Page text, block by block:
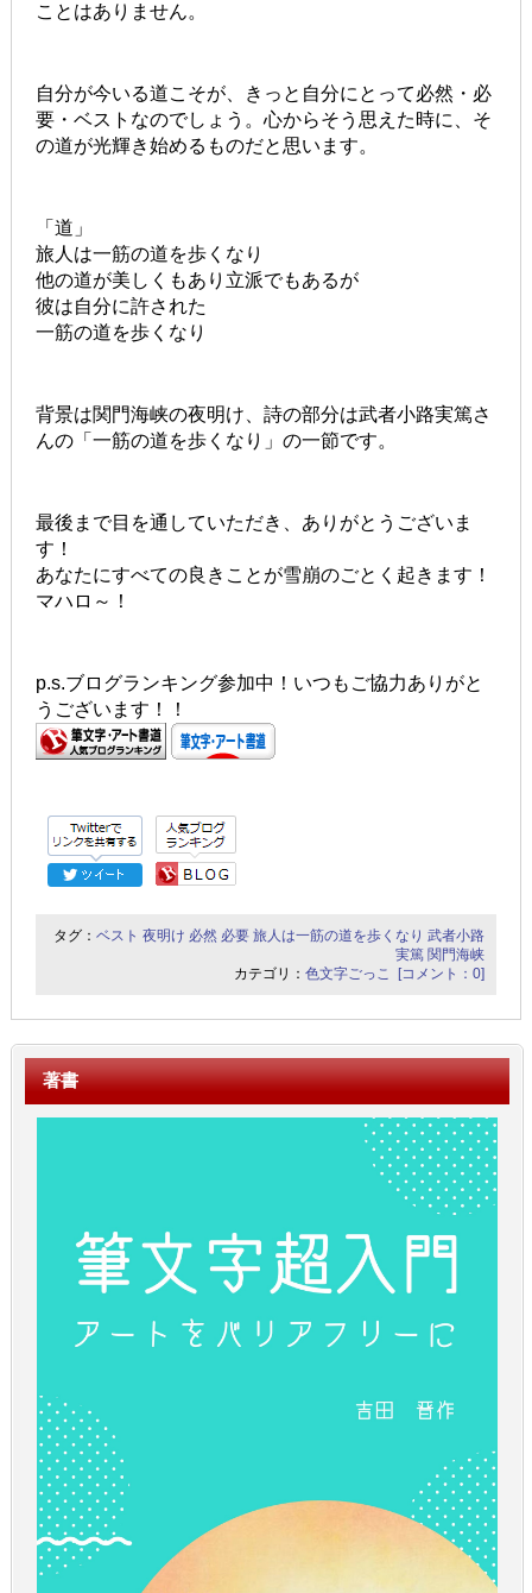
ことはありません。
自分が今いる道こそが、きっと自分にとって必然・必
要・ベストなのでしょう。心からそう思えた時に、そ
の道が光輝き始めるものだと思います。
「道」
旅人は一筋の道を歩くなり
他の道が美しくもあり立派でもあるが
彼は自分に許された
一筋の道を歩くなり
背景は関門海峡の夜明け、詩の部分は武者小路実篤さ
んの「一筋の道を歩くなり」の一節です。
最後まで目を通していただき、ありがとうございま
す！
あなたにすべての良きことが雪崩のごとく起きます！
マハロ～！
p.s.ブログランキング参加中！いつもご協力ありがと
うございます！！
タグ：ベスト 夜明け 必然 必要 旅人は一筋の道を歩くなり 武者小路
実篤 関門海峡
カテゴリ：色文字ごっこ [コメント：0]
著書